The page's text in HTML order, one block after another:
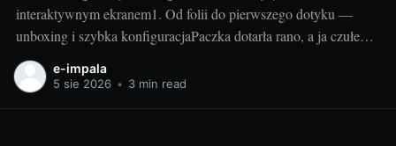
interaktywnym ekranem1. Od folii do pierwszego dotyku —
unboxing i szybka konfiguracjaPaczka dotarła rano, a ja czułem
się jak dziecko w sklepie z zabawkami. Duży karton, solidne
zabezpieczenia i instrukcja, która faktycznie prowadzi krok po
e-impala
5 sie 2026 • 3 min read